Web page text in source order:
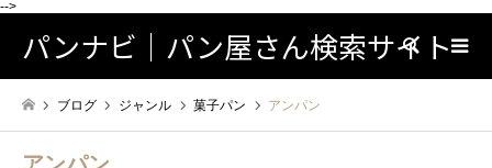
-->
パンナビ｜パン屋さん検索サイト検索
ブログ ジャンル 菓子パン アンパン